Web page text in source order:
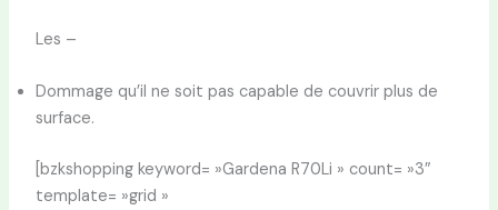
Les –
Dommage qu’il ne soit pas capable de couvrir plus de
surface.
[bzkshopping keyword= »Gardena R70Li » count= »3″
template= »grid »